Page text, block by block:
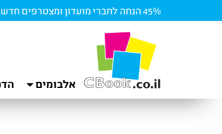
45% הנחה לחברי מועדון ומצטרפים חדשים |
אלבומים